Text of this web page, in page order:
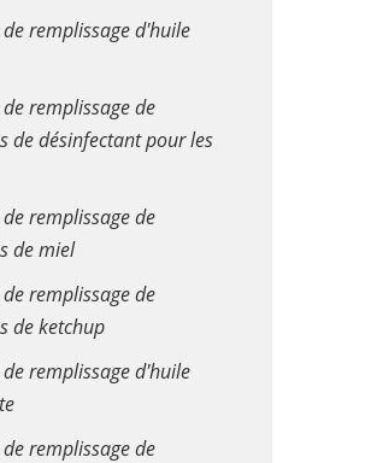
remplissage d'huile
remplissage de
de désinfectant pour les
remplissage de
de miel
remplissage de
de ketchup
remplissage d'huile
remplissage de